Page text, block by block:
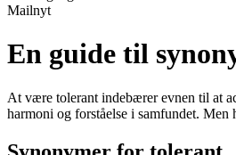
Mailnyt
En guide til
At være tolerant indebærer evnen til at
harmoni og forståelse i samfundet.